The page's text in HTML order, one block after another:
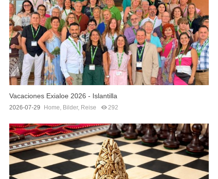
Vacaciones Exialoe 2026 - Islantilla
2026-07-29 Home Bilder, Reise 292